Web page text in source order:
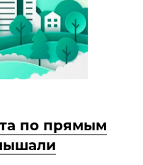
по прямым